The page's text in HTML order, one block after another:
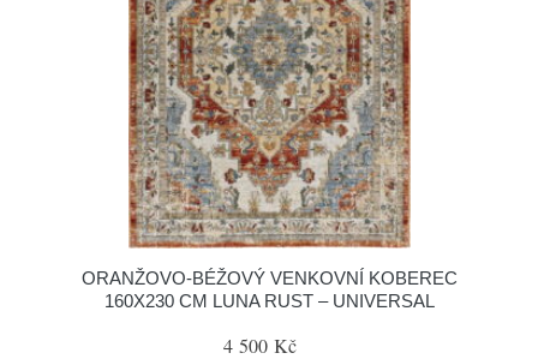
ORANŽOVO-BÉŽOVÝ VENKOVNÍ KOBEREC
160X230 CM LUNA RUST – UNIVERSAL
4 500 Kč